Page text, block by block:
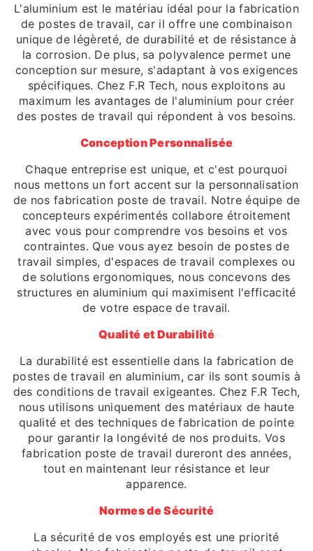
L'aluminium est le matériau idéal pour la fabrication
de postes de travail, car il offre une combinaison
unique de légèreté, de durabilité et de résistance à
la corrosion. De plus, sa polyvalence permet une
conception sur mesure, s'adaptant à vos exigences
spécifiques. Chez F.R Tech, nous exploitons au
maximum les avantages de l'aluminium pour créer
des postes de travail qui répondent à vos besoins.
Conception Personnalisée
Chaque entreprise est unique, et c'est pourquoi
nous mettons un fort accent sur la personnalisation
de nos fabrication poste de travail. Notre équipe de
concepteurs expérimentés collabore étroitement
avec vous pour comprendre vos besoins et vos
contraintes. Que vous ayez besoin de postes de
travail simples, d'espaces de travail complexes ou
de solutions ergonomiques, nous concevons des
structures en aluminium qui maximisent l'efficacité
de votre espace de travail.
Qualité et Durabilité
La durabilité est essentielle dans la fabrication de
postes de travail en aluminium, car ils sont soumis à
des conditions de travail exigeantes. Chez F.R Tech,
nous utilisons uniquement des matériaux de haute
qualité et des techniques de fabrication de pointe
pour garantir la longévité de nos produits. Vos
fabrication poste de travail dureront des années,
tout en maintenant leur résistance et leur
apparence.
Normes de Sécurité
La sécurité de vos employés est une priorité